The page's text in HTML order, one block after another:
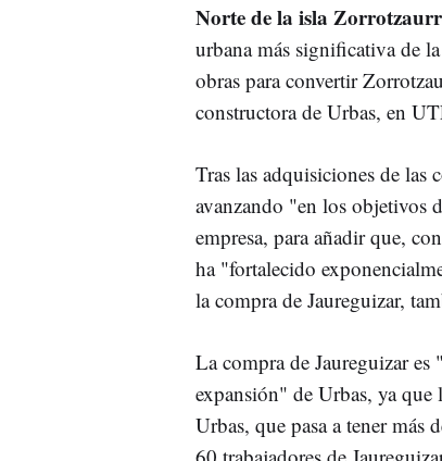
Norte de la isla
urbana más significativa de
obras para convertir
constructora de Urbas, en
Tras las adquisiciones de las
avanzando "en los objetivos
empresa, para añadir que,
ha "fortalecido
la compra de Jaureguizar,
La compra de Jaureguizar
expansión" de Urbas, ya que
Urbas, que pasa a tener más